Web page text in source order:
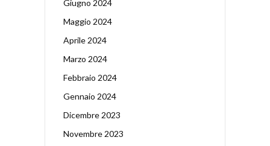
Giugno 2024
Maggio 2024
Aprile 2024
Marzo 2024
Febbraio 2024
Gennaio 2024
Dicembre 2023
Novembre 2023